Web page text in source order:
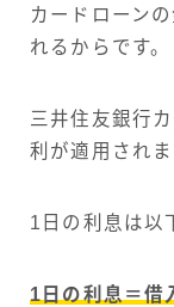
カードローン
れるからです。
三井住友銀行
利が適用されま
1日の利息は以
1日の利息＝借